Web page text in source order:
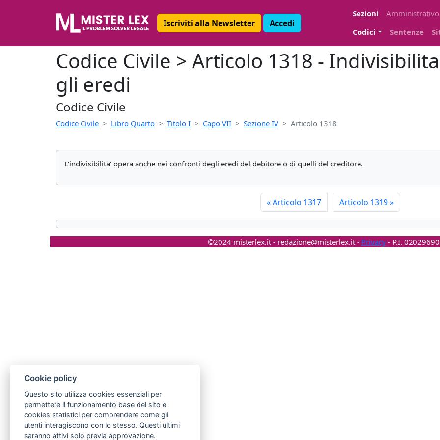
Iscriviti alla Newsletter Accedi
Sezioni
Amministrativo
Codici
Sentenze
Codice Civile > Articolo 1318 -
gli eredi
Codice Civile
Codice Civile Libro Quarto Titolo I Capo VII Sezione IV Articolo 1318
L'indivisibilita' opera anche nei confronti degli eredi del debitore o di quelli del creditore.
«Articolo 1317 Articolo 1319»
©2024 misterlex.it - redazione@misterlex.it- Privacy- P.I.
Cookie policy
Questo sito utilizza cookies essenziali per
permettere il funzionamento base del sito e
cookies statistici per comprendere come gli
utenti interagiscono con lo stesso. Questi ultimi
saranno attivi solo previa approvazione.